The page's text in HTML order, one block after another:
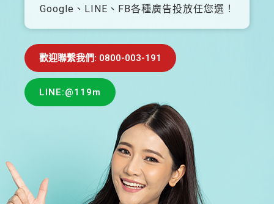
Google、LINE、FB各種廣告投放任您選！
歡迎聯繫我們: 0800-003-191
LINE:@119m